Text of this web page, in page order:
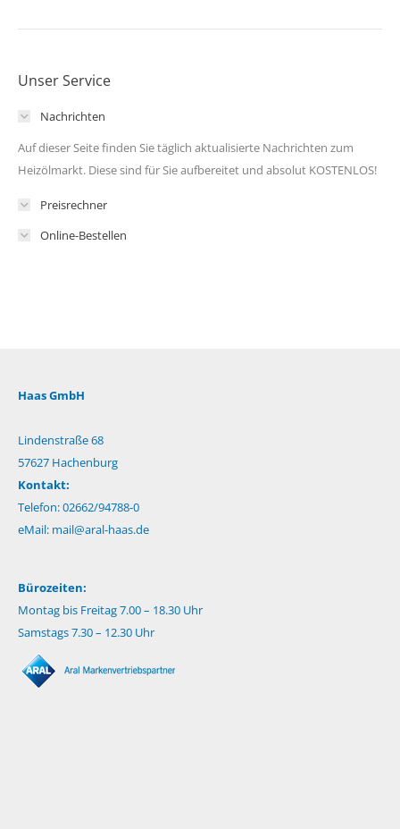
Unser Service
Nachrichten
Auf dieser Seite finden Sie täglich aktualisierte Nachrichten zum
Heizölmarkt. Diese sind für Sie aufbereitet und absolut KOSTENLOS!
Preisrechner
Online-Bestellen
Haas GmbH
Lindenstraße 68
57627 Hachenburg
Kontakt:
Telefon: 02662/94788-0
eMail: mail@aral-haas.de
Bürozeiten:
Montag bis Freitag 7.00 – 18.30 Uhr
Samstags 7.30 – 12.30 Uhr